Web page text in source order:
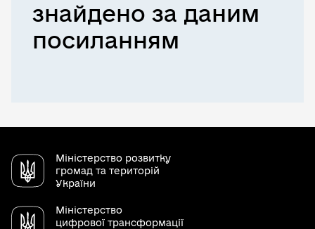
знайдено за даним
посиланням
Міністерство розвитку
громад та територій
України
Міністерство
цифрової трансформації